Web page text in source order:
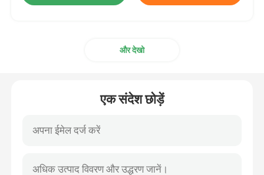
और देखो
एक संदेश छोड़ें